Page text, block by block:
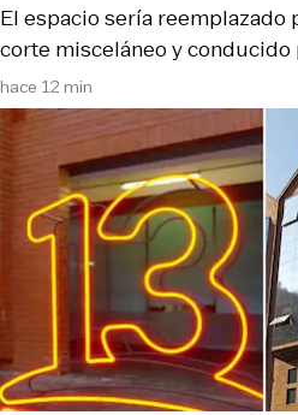
hace 12 min
El espacio sería reemplazado
corte misceláneo y conducido